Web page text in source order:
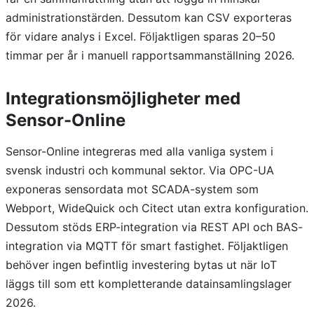
administrationstärden. Dessutom kan CSV exporteras
för vidare analys i Excel. Följaktligen sparas 20–50
timmar per år i manuell rapportsammanställning 2026.
Integrationsmöjligheter med
Sensor-Online
Sensor-Online integreras med alla vanliga system i
svensk industri och kommunal sektor. Via OPC-UA
exponeras sensordata mot SCADA-system som
Webport, WideQuick och Citect utan extra konfiguration.
Dessutom stöds ERP-integration via REST API och BAS-
integration via MQTT för smart fastighet. Följaktligen
behöver ingen befintlig investering bytas ut när IoT
läggs till som ett kompletterande datainsamlingslager
2026.